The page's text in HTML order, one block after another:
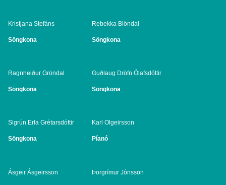
Kristjana Stefáns
Söngkona
Rebekka Blöndal
Söngkona
Ragnheiður Gröndal
Söngkona
Guðlaug Dröfn Ólafsdóttir
Söngkona
Sigrún Erla Grétarsdóttir
Söngkona
Karl Olgeirsson
Píanó
Ásgeir Ásgeirsson Þorgrímur Jónsson